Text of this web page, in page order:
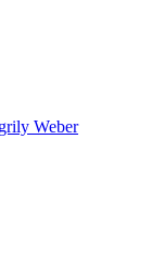
Weber